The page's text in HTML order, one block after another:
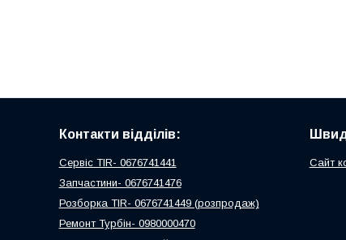
Контакти відділів:
Сервіс TIR- 0676741441
Запчастини- 0676741476
Розборка TIR- 0676741449 (розпродаж)
Ремонт Турбін- 0980000470
Сайт